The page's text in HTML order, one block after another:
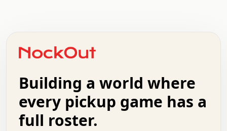
+   .   .   .   .   .   .   .   .   .   +   .   .
.   .   .   .   .   .   .   .   .   .   .   :   .
.   .   .   .   +   .   .   .   .   .   .   .   +
.   :   .   .   .   .   .   .   .   .   o   .   .
.   .   x   .   .   .   .   .   .   :   .   .   o
.   .   .   .   :   .   .   .   .   o   .   .   .
Building a world where
every pickup game has a
full roster.